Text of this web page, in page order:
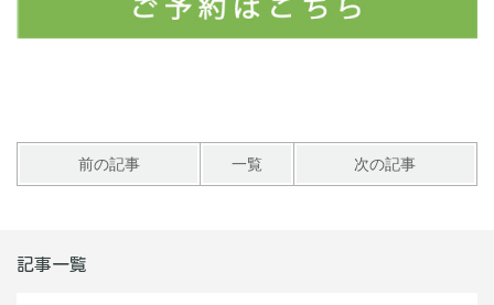
前の記事 一覧 次の記事
記事一覧